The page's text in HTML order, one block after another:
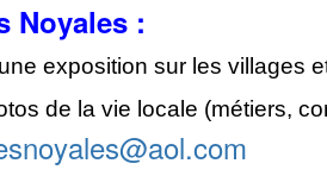
Noyales :
exposition sur les villages
de la vie locale (métiers,